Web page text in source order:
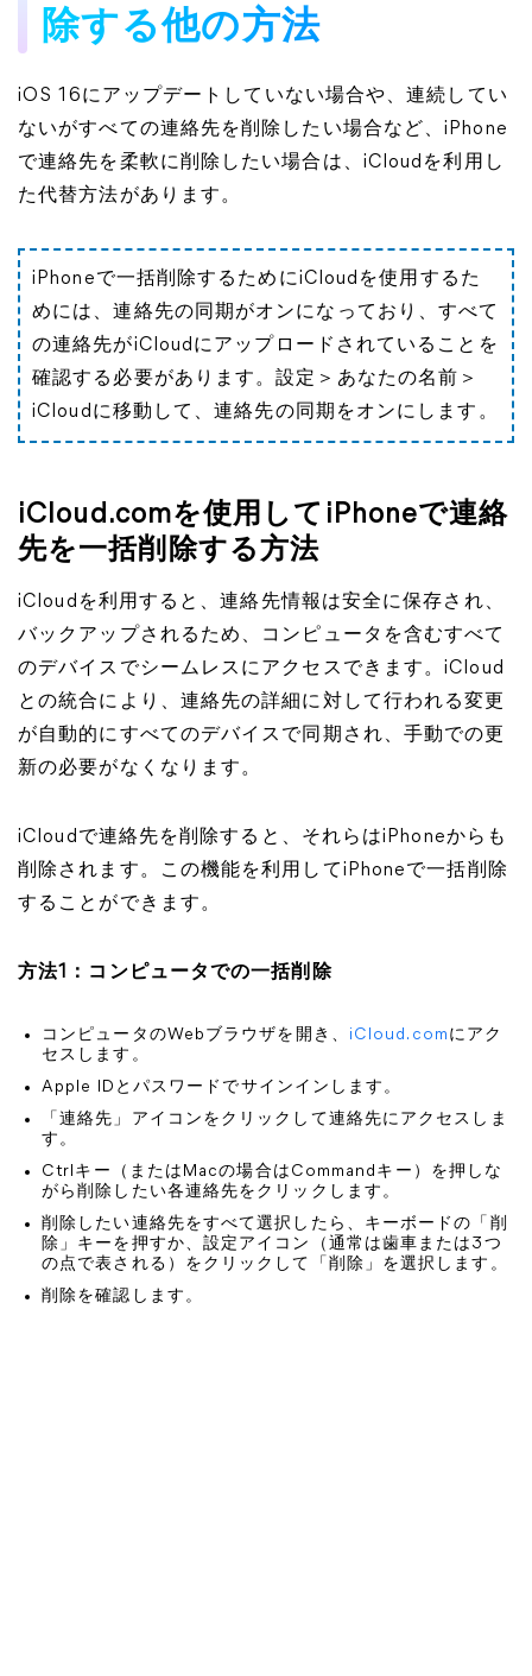
除する他の方法
iOS 16にアップデートしていない場合や、連続してい
ないがすべての連絡先を削除したい場合など、iPhone
で連絡先を柔軟に削除したい場合は、iCloudを利用し
た代替方法があります。
iPhoneで一括削除するためにiCloudを使用するた
めには、連絡先の同期がオンになっており、すべて
の連絡先がiCloudにアップロードされていることを
確認する必要があります。設定＞あなたの名前＞
iCloudに移動して、連絡先の同期をオンにします。
iCloud.comを使用してiPhoneで連絡
先を一括削除する方法
iCloudを利用すると、連絡先情報は安全に保存され、
バックアップされるため、コンピュータを含むすべて
のデバイスでシームレスにアクセスできます。iCloud
との統合により、連絡先の詳細に対して行われる変更
が自動的にすべてのデバイスで同期され、手動での更
新の必要がなくなります。
iCloudで連絡先を削除すると、それらはiPhoneからも
削除されます。この機能を利用してiPhoneで一括削除
することができます。
方法1：コンピュータでの一括削除
コンピュータのWebブラウザを開き、 iCloud.com にアク
セスします。
Apple IDとパスワードでサインインします。
「連絡先」アイコンをクリックして連絡先にアクセスしま
す。
Ctrlキー（またはMacの場合はCommandキー）を押しな
がら削除したい各連絡先をクリックします。
削除したい連絡先をすべて選択したら、キーボードの「削
除」キーを押すか、設定アイコン（通常は歯車または3つ
の点で表される）をクリックして「削除」を選択します。
削除を確認します。